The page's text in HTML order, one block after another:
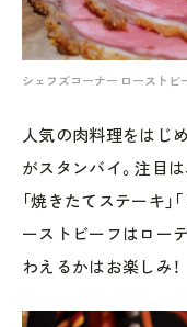
シェフズコーナー ローストビ
人気の肉料理をはじ
がスタンバイ。注目は
「焼きたてステーキ」
ーストビーフはロー
わえるかはお楽しみ！